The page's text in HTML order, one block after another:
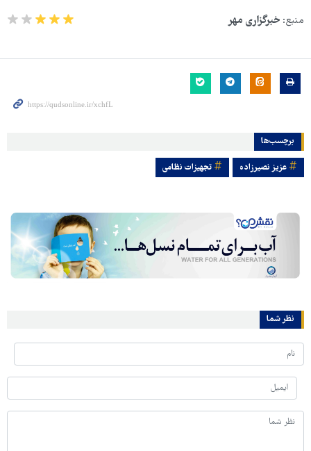
منبع: خبرگزاری مهر
برچسب‌ها
عزیز نصیرزاده تجهیزات نظامی
نظر شما